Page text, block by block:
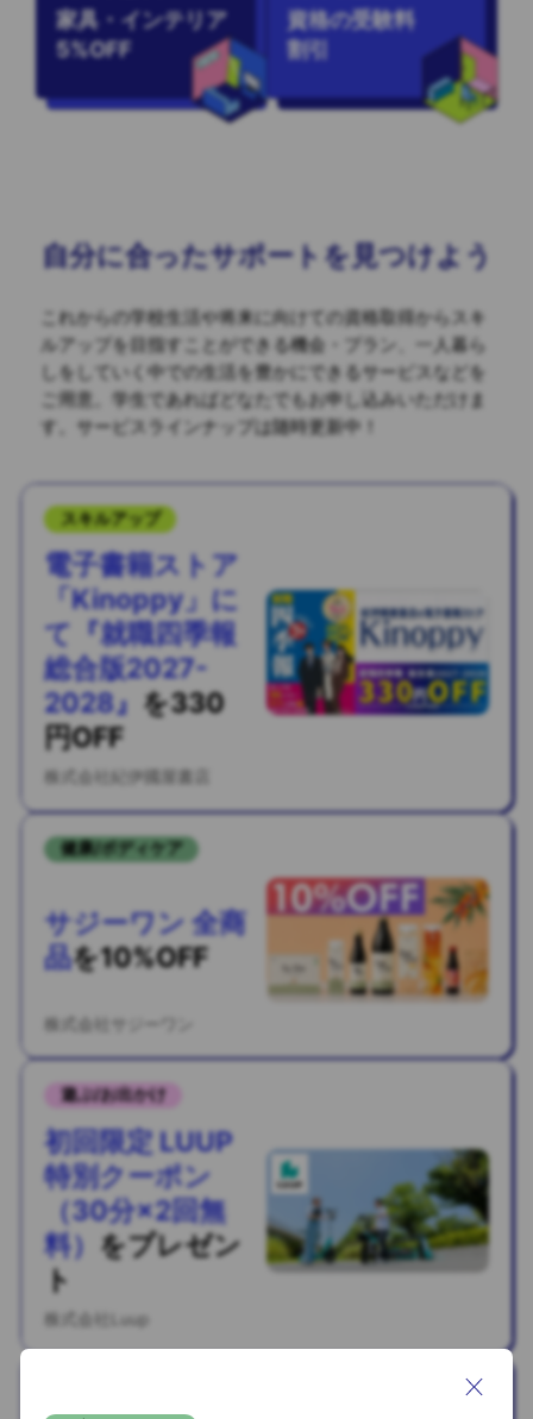
家具・インテリア
5%OFF
資格の受験料
割引
自分に合ったサポートを見つけよう
これからの学校生活や将来に向けての資格取得からスキ
ルアップを目指すことができる機会・プラン、一人暮ら
しをしていく中での生活を豊かにできるサービスなどを
ご用意。 学生であればどなたでもお申し込みいただけま
す。サービスラインナップは随時更新中！
スキルアップ
電子書籍ストア
「Kinoppy」に
て『就職四季報
総合版2027-
2028』 を330
円OFF
株式会社紀伊國屋書店
健康/ボディケア
サジーワン 全商
品を10%OFF
株式会社サジーワン
遊ぶ/お出かけ
初回限定 LUUP
特別クーポン
（30分×2回無
料） をプレゼン
ト
株式会社Luup